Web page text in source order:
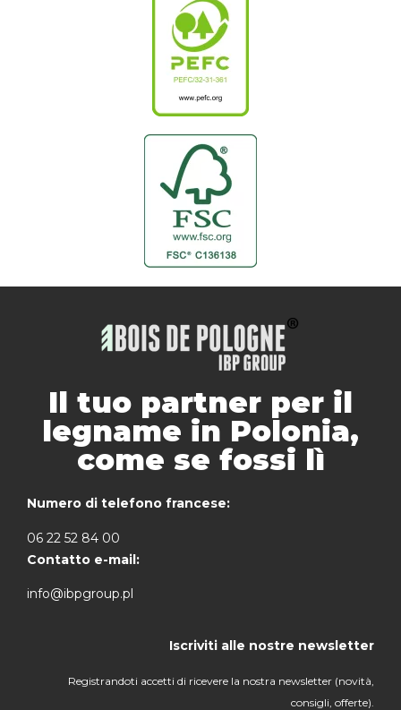
Il tuo partner per il
legname in Polonia,
come se fossi lì
Numero di telefono francese:
06 22 52 84 00
Contatto e-mail:
info@ibpgroup.pl
Iscriviti alle nostre newsletter
Registrandoti accetti di ricevere la nostra newsletter (novità,
consigli, offerte).